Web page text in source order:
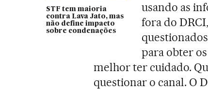
STF tem maioria
contra Lava Jato, mas
não define impacto
sobre condenações
usando as
fora do
para obter
melhor ter cuidado.
questionar o canal. O